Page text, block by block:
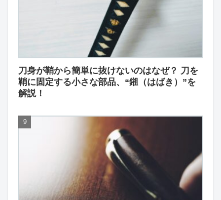
刀身が鞘から簡単に抜けないのはなぜ？ 刀を
鞘に固定する小さな部品、“鎺（はばき）”を
解説！